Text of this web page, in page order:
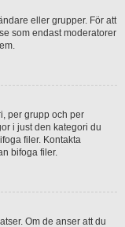
eller grupper. För att
som endast moderatorer
per grupp och per
i just den kategori du
filer. Kontakta
bifoga filer.
Om de anser att du